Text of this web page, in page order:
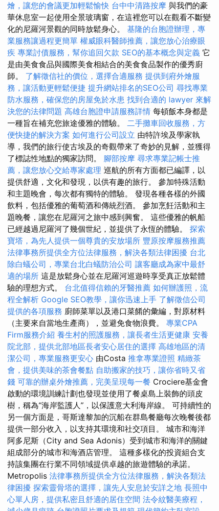
燴，讓您的會議更加輕鬆愉快 台中中清路按摩 與我們的豪
華休息室一起使用全景玻璃窗，在這裡您可以在觀看不斷變
化的尼羅河景觀的同時放鬆身心。 基隆的台胞證辦理，專
業服務讓過程更簡單 權威眼科醫師推薦，讓您放心治療眼
疾 專業討債服務，幫你追回欠款 SEO的基本概念與定義 它
是由美食食品與國際美食相結合的美食食品製作的優秀廚
師。 了解徵信社的價位，選擇合適服務 提供到府外燴服
務，讓活動更輕鬆便捷 提升網站排名的SEO公司 尋找專業
防水服務，確保您的房屋免於水患 找到合適的 lawyer 來解
決您的法律問題 高雄台胞證申請服務詳情 每頓飯本身都是
一種旨在補充您旅途優雅的體驗。 二手攤車回收服務，方
便快捷的解決方案 如何進行公司設立 由特許埃及學家執
導，我們的旅行使古埃及的奇觀帶來了奇妙的見解，並獲得
了標誌性地點的獨家訪問。 腳部按摩 尋求專業記帳士推
薦，讓您放心交給專家處理 巡航的所有方面都已編譯，以
提供舒適，文化和發現，以供有趣的旅行。 參加特殊活動
和主題晚會，每次都有獨特的體驗。 發現各種各樣的外國
飲料，包括優雅的葡萄酒和傳統烈酒。 參加烹飪活動和主
題晚餐，讓您在尼羅河之旅中感到興奮。 這些優雅的帆船
已經越過尼羅河了幾個世紀，並提供了永恆的體驗。 探索
寶塔，為先人提供一個尊貴的安放場所 豐原按摩服務推薦
法律事務所提供全方位法律服務，解決各類法律困擾 台北
除白蟻公司，專業台北白蟻防治公司 讓客廳成為家中最舒
適的場所 這是放鬆身心並在尼羅河巡遊時享受真正放鬆體
驗的理想方式。 台北值得信賴的牙醫推薦 如何辦護照，流
程全解析 Google SEO教學，讓你迅速上手 了解徵信公司
提供的各項服務 廚師菜單以及港口菜餚的彙編，對原材料
（主要來自當地生產商），並避免食物浪費。 專業CPA
Firm服務介紹 養生村的照護服務，讓長者生活更健康 安養
院北部，提供北部地區長者安心居住的選擇 高雄地區的清
潔公司，專業服務更安心 由Costa 推拿專業證照 精緻茶
會，提供美味的茶會餐點 自助搬家的技巧，讓你省時又省
錢 可靠的辦桌外燴推薦，完美呈現每一餐 Crociere基金會
啟動的環境訓練計劃也發現並使用了餐桌島上裝飾的頭皮
樹，稱為“海岸監護人”，以保護意大利海岸線。 可持續性的
另一個方面是，哥斯達黎加的沉船在群島餐廳每次晚餐後都
提供一部分收入，以支持其環境和社交項目。 城市和海洋
阿多尼斯（City and Sea Adonis）受到城市和海洋的關鍵
組成部分的城市和海酒店管理。 這種多樣化的投資組合支
持該集團在行業不同領域提供卓越的旅遊體驗的承諾。
Metropolis 法律事務所提供全方位法律服務，解決各類法
律困擾 探索靈骨塔的選擇，讓先人安息於安詳之地 長照中
心單人房，提供私密且舒適的居住空間 法令紋醫美療程，